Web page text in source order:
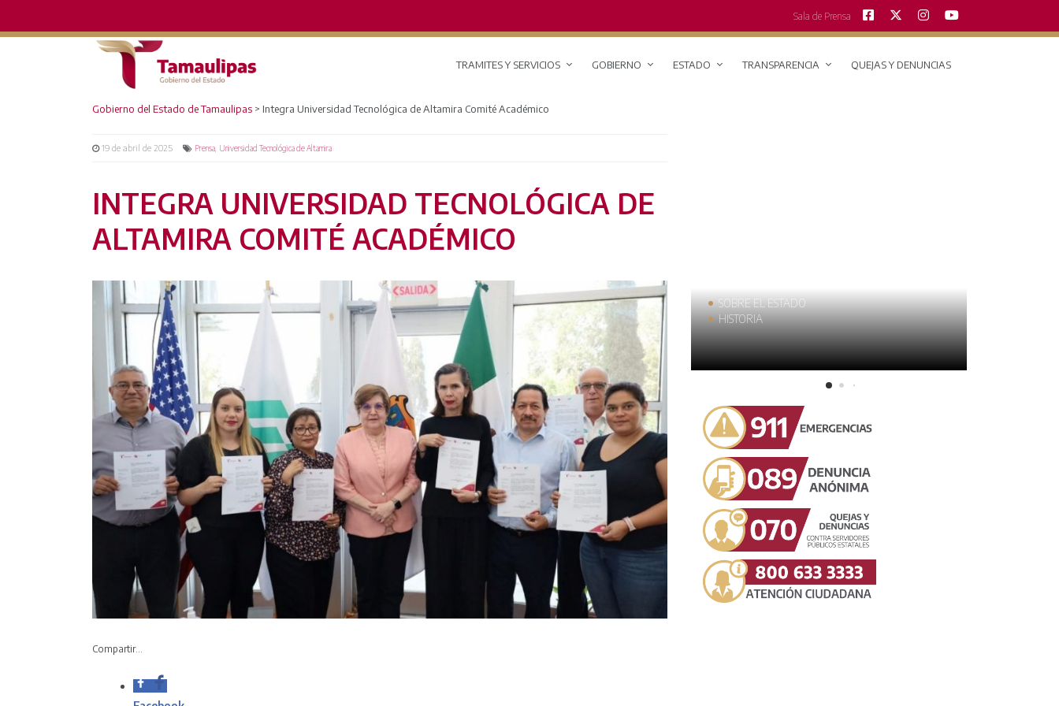
Sala de Prensa
TRAMITES Y SERVICIOS GOBIERNO ESTADO TRANSPARENCIA QUEJAS Y DENUNCIAS
Gobierno del Estado de Tamaulipas > Integra Universidad Tecnológica de Altamira Comité Académico
19 de abril de 2025 Prensa Universidad Tecnológica de Altamira
INTEGRA UNIVERSIDAD TECNOLÓGICA DE
ALTAMIRA COMITÉ ACADÉMICO
RED DE MONITOREO CLIMÁTICO
SOBRE EL ESTADO
HISTORIA